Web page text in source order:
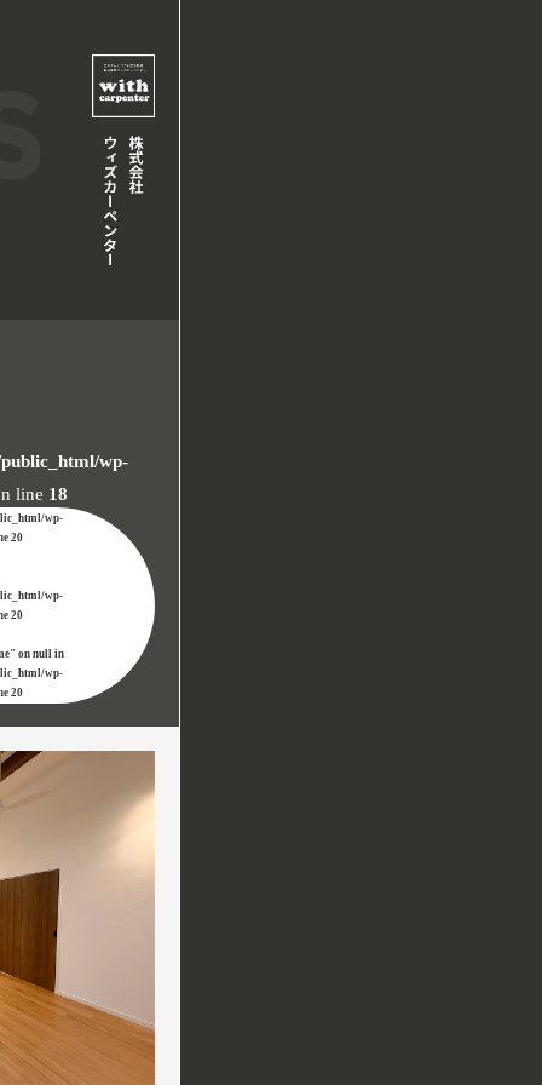
wp-
line 18
wp-
20
wp-
20
on null in
wp-
20